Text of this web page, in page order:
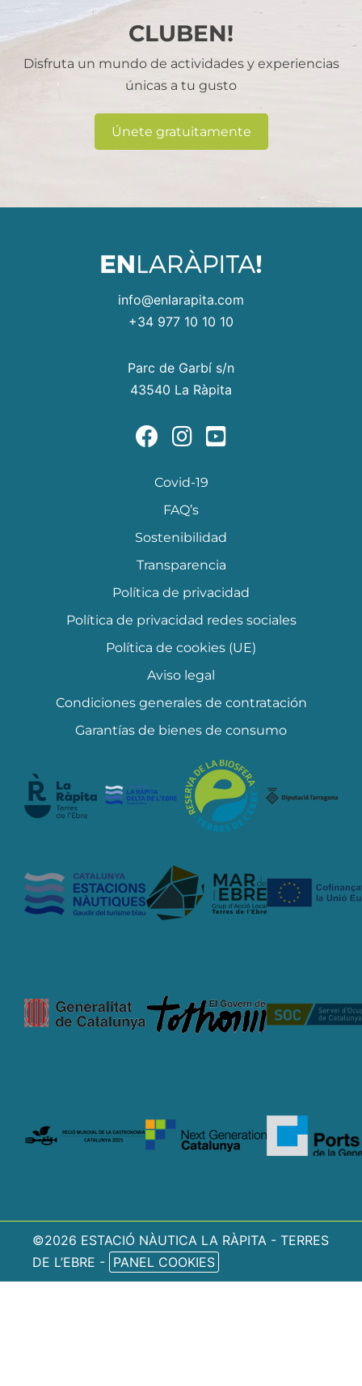
CLUBEN!
Disfruta un mundo de actividades y experiencias
únicas a tu gusto
Únete gratuitamente
info@enlarapita.com
+34 977 10 10 10
Parc de Garbí s/n
43540 La Ràpita
Covid-19
FAQ’s
Sostenibilidad
Transparencia
Política de privacidad
Política de privacidad redes sociales
Política de cookies (UE)
Aviso legal
Condiciones generales de contratación
Garantías de bienes de consumo
©2026 ESTACIÓ NÀUTICA LA RÀPITA - TERRES
DE L’EBRE - PANEL COOKIES